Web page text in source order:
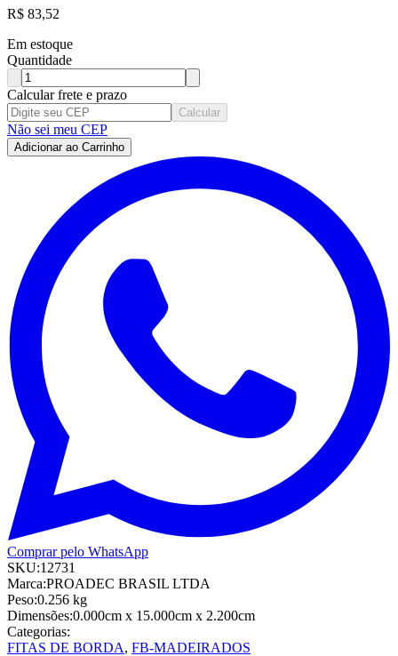
R$ 83,52
Em estoque
Quantidade
Calcular frete e prazo
Calcular
Não sei meu CEP
Adicionar ao Carrinho
Comprar pelo WhatsApp
SKU:12731
Marca:PROADEC BRASIL LTDA
Peso:0.256 kg
Dimensões:0.000cm x 15.000cm x 2.200cm
Categorias:
FITAS DE BORDA, FB-MADEIRADOS